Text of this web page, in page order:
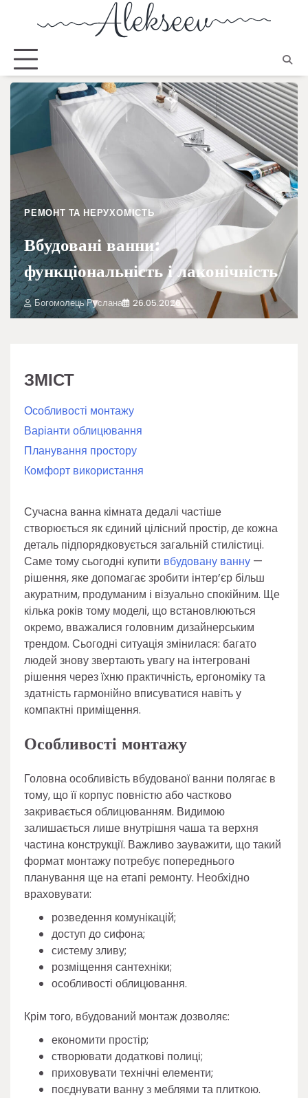
РЕМОНТ ТА НЕРУХОМІСТЬ
Вбудовані ванни:
функціональність і лаконічність
Богомолець Руслана 26.05.2026
ЗМІСТ
Особливості монтажу
Варіанти облицювання
Планування простору
Комфорт використання
Сучасна ванна кімната дедалі частіше
створюється як єдиний цілісний простір, де кожна
деталь підпорядковується загальній стилістиці.
Саме тому сьогодні купити вбудовану ванну —
рішення, яке допомагає зробити інтер’єр більш
акуратним, продуманим і візуально спокійним. Ще
кілька років тому моделі, що встановлюються
окремо, вважалися головним дизайнерським
трендом. Сьогодні ситуація змінилася: багато
людей знову звертають увагу на інтегровані
рішення через їхню практичність, ергономіку та
здатність гармонійно вписуватися навіть у
компактні приміщення.
Особливості монтажу
Головна особливість вбудованої ванни полягає в
тому, що її корпус повністю або частково
закривається облицюванням. Видимою
залишається лише внутрішня чаша та верхня
частина конструкції. Важливо зауважити, що такий
формат монтажу потребує попереднього
планування ще на етапі ремонту. Необхідно
враховувати:
розведення комунікацій;
доступ до сифона;
систему зливу;
розміщення сантехніки;
особливості облицювання.
Крім того, вбудований монтаж дозволяє:
економити простір;
створювати додаткові полиці;
приховувати технічні елементи;
поєднувати ванну з меблями та плиткою.